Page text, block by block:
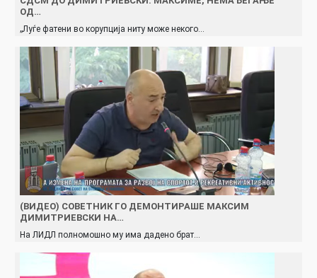
ОД…
„Луѓе фатени во корупција ниту може некого…
(ВИДЕО) СОВЕТНИК ГО ДЕМОНТИРАШЕ МАКСИМ
ДИМИТРИЕВСКИ НА…
На ЛИДЛ полномошно му има дадено брат…